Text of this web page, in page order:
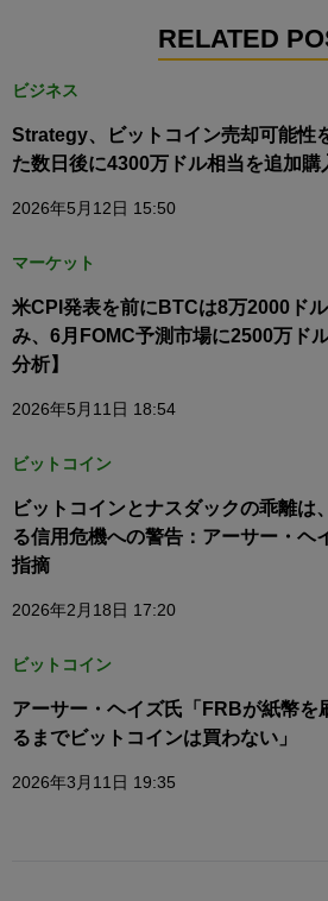
RELATED
ビジネス
Strategy、ビットコイン売却可能性
た数日後に4300万ドル相当を追加購
2026年5月12日 15:50
マーケット
米CPI発表を前にBTCは8万2000ド
み、6月FOMC予測市場に2500万ド
分析】
2026年5月11日 18:54
ビットコイン
ビットコインとナスダックの乖離は
る信用危機への警告：アーサー・ヘ
指摘
2026年2月18日 17:20
ビットコイン
アーサー・ヘイズ氏「FRBが紙幣を
るまでビットコインは買わない」
2026年3月11日 19:35